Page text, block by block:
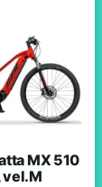
MX 510
vel.M